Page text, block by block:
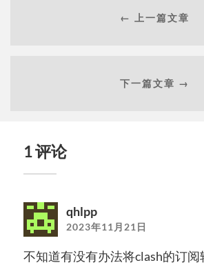
← 上一篇文章
下一篇文章 →
1 评论
qhlpp
2023年11月21日
不知道有没有办法将clash的订阅